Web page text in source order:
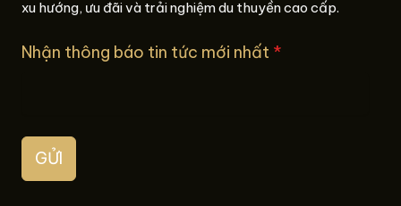
xu hướng, ưu đãi và trải nghiệm du thuyền cao cấp.
Nhận thông báo tin tức mới nhất *
GỬI